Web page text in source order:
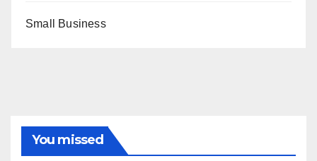
Small Business
You missed